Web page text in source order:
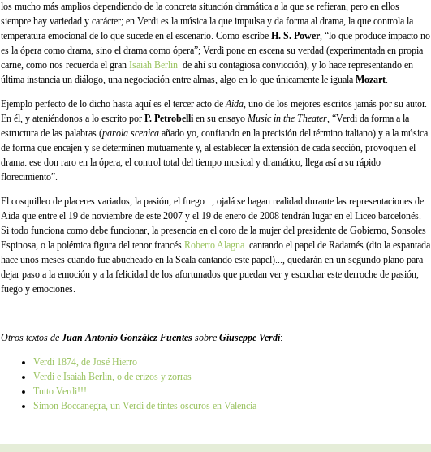
los mucho más amplios dependiendo de la concreta situación dramática a la que se refieran, pero en ellos
siempre hay variedad y carácter; en Verdi es la música la que impulsa y da forma al drama, la que controla la
temperatura emocional de lo que sucede en el escenario. Como escribe H. S. Power, “lo que produce impacto no
es la ópera como drama, sino el drama como ópera”; Verdi pone en escena su verdad (experimentada en propia
carne, como nos recuerda el gran Isaiah Berlin de ahí su contagiosa convicción), y lo hace representando en
última instancia un diálogo, una negociación entre almas, algo en lo que únicamente le iguala Mozart.
Ejemplo perfecto de lo dicho hasta aquí es el tercer acto deAida, uno de los mejores escritos jamás por su autor.
En él, y ateniéndonos a lo escrito por P. Petrobelli en su ensayo Music in the Theater, “Verdi da forma a la
estructura de las palabras (parola scenica añado yo, confiando en la precisión del término italiano) y a la música
de forma que encajen y se determinen mutuamente y, al establecer la extensión de cada sección, provoquen el
drama: ese don raro en la ópera, el control total del tiempo musical y dramático, llega así a su rápido
florecimiento”.
El cosquilleo de placeres variados, la pasión, el fuego..., ojalá se hagan realidad durante las representaciones de
Aida que entre el 19 de noviembre de este 2007 y el 19 de enero de 2008 tendrán lugar en el Liceo barcelonés.
Si todo funciona como debe funcionar, la presencia en el coro de la mujer del presidente de Gobierno, Sonsoles
Espinosa, o la polémica figura del tenor francés Roberto Alagna cantando el papel de Radamés (dio la espantada
hace unos meses cuando fue abucheado en la Scala cantando este papel)..., quedarán en un segundo plano para
dejar paso a la emoción y a la felicidad de los afortunados que puedan ver y escuchar este derroche de pasión,
fuego y emociones.
Otros textos de Juan Antonio González Fuentes sobre Giuseppe Verdi:
Verdi 1874, de José Hierro
Verdi e Isaiah Berlin, o de erizos y zorras
Tutto Verdi!!!
Simon Boccanegra, un Verdi de tintes oscuros en Valencia